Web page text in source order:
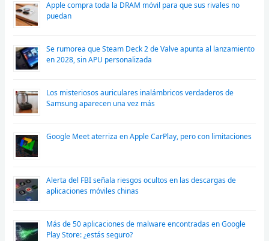
Apple compra toda la DRAM móvil para que sus rivales no
puedan
Se rumorea que Steam Deck 2 de Valve apunta al lanzamiento
en 2028, sin APU personalizada
Los misteriosos auriculares inalámbricos verdaderos de
Samsung aparecen una vez más
Google Meet aterriza en Apple CarPlay, pero con limitaciones
Alerta del FBI señala riesgos ocultos en las descargas de
aplicaciones móviles chinas
Más de 50 aplicaciones de malware encontradas en Google
Play Store: ¿estás seguro?